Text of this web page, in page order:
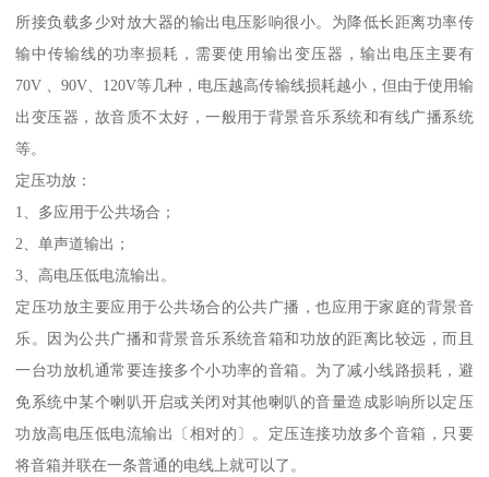
所接负载多少对放大器的输出电压影响很小。为降低长距离功率传
输中传输线的功率损耗，需要使用输出变压器，输出电压主要有
70V 、90V、120V等几种，电压越高传输线损耗越小，但由于使用输
出变压器，故音质不太好，一般用于背景音乐系统和有线广播系统
等。
定压功放：
1、多应用于公共场合；
2、单声道输出；
3、高电压低电流输出。
定压功放主要应用于公共场合的公共广播，也应用于家庭的背景音
乐。因为公共广播和背景音乐系统音箱和功放的距离比较远，而且
一台功放机通常要连接多个小功率的音箱。为了减小线路损耗，避
免系统中某个喇叭开启或关闭对其他喇叭的音量造成影响所以定压
功放高电压低电流输出〔相对的〕。定压连接功放多个音箱，只要
将音箱并联在一条普通的电线上就可以了。